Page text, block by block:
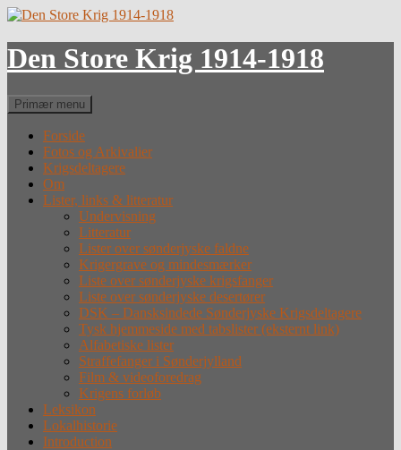
Hop
indhold
Den Store Krig 1914-1918
Søg
Primær menu
Forside
Fotos og Arkivalier
Krigsdeltagere
Om
Lister, links & litteratur
Undervisning
Litteratur
Lister over sønderjyske faldne
Krigergrave og mindesmærker
Liste over sønderjyske krigsfanger
Liste over sønderjyske desertører
DSK – Dansksindede Sønderjyske Krigsdeltagere
Tysk hjemmeside med tabslister (eksternt link)
Alfabetiske lister
Straffefanger i Sønderjylland
Film & videoforedrag
Krigens forløb
Leksikon
Lokalhistorie
Introduction